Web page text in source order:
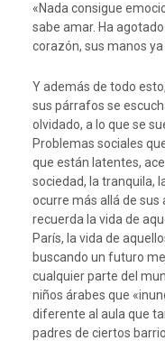
«Nada consigue
sabe amar. Ha
corazón, sus manos
Y además de todo
sus párrafos se
olvidado, a lo que se
Problemas sociales
que están latentes,
sociedad, la tranquila,
ocurre más allá de sus
recuerda la vida de
París, la vida de
buscando un futuro
cualquier parte del
niños árabes que
diferente al aula que
padres de ciertos